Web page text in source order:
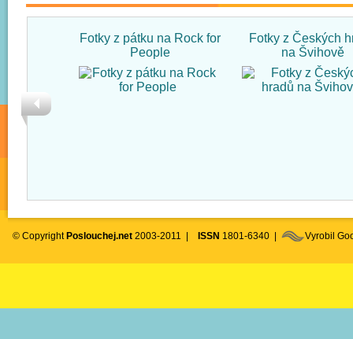
Fotky z pátku na Rock for
People
Fotky z Českých
na Švihově
© Copyright Poslouchej.net 2003-2011 | ISSN 1801-6340 | Vyrobil